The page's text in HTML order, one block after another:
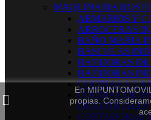
En
propias.
MAQUINARIA
ARMARIOS Y
ARROCERAS
BAÑO MARIA
BASCULAS
BATIDORAS
BATIDORAS
COCINAS A
COCINAS DE
INDUSTRIALES
CORTADORAS